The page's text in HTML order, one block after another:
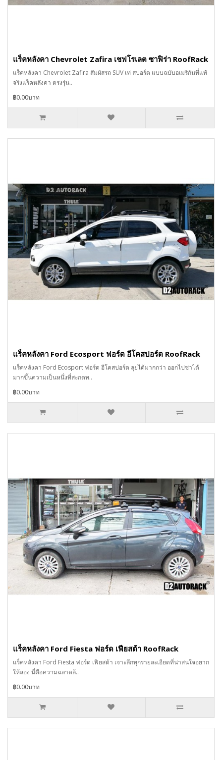
แร็คหลังคา Chevrolet Zafira เชฟโรเลต ซาฟิร่า RoofRack
แร็คหลังคา Chevrolet Zafira สัมผัสรถ SUV เท่ สปอร์ต แบบฉบับอเมริกันที่แท้
จริงแร็คหลังคา ตรงรุ่น..
฿0.00บาท
แร็คหลังคา Ford Ecosport ฟอร์ด อีโคสปอร์ต RoofRack
แร็คหลังคา Ford Ecosport ฟอร์ด อีโคสปอร์ต ลุยได้มากกว่า ออกไปซ่าได้
มากขึ้นความเป็นหนึ่งที่สะกดท..
฿0.00บาท
แร็คหลังคา Ford Fiesta ฟอร์ด เฟียสต้า RoofRack
แร็คหลังคา Ford Fiesta ฟอร์ด เฟียสต้า เจาะลึกทุกรายละเอียดที่น่าสนใจอยาก
ให้ลอง นี่คือความฉลาดล้..
฿0.00บาท